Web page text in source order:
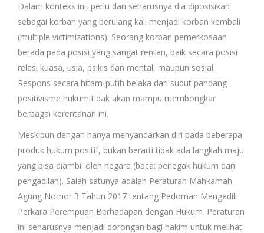
Dalam konteks ini, perlu dan seharusnya dia diposisikan
sebagai korban yang berulang kali menjadi korban kembali
(multiple victimizations). Seorang korban pemerkosaan
berada pada posisi yang sangat rentan, baik secara posisi
relasi kuasa, usia, psikis dan mental, maupun sosial.
Respons secara hitam-putih belaka dari sudut pandang
positivisme hukum tidak akan mampu membongkar
berbagai kerentanan ini.
Meskipun dengan hanya menyandarkan diri pada beberapa
produk hukum positif, bukan berarti tidak ada langkah maju
yang bisa diambil oleh negara (baca: penegak hukum dan
pengadilan). Salah satunya adalah Peraturan Mahkamah
Agung Nomor 3 Tahun 2017 tentang Pedoman Mengadili
Perkara Perempuan Berhadapan dengan Hukum. Peraturan
ini seharusnya menjadi dorongan bagi hakim untuk melihat